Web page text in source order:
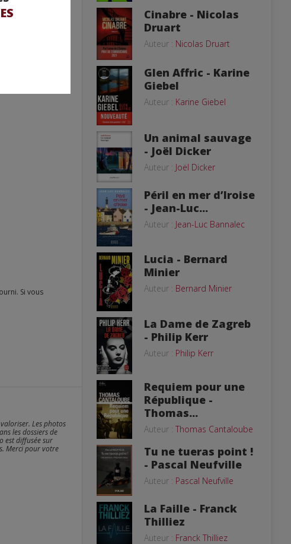
Les photos
les dossiers de
est diffusée sur
Merci pour votre
Cinabre - Nicolas
Druart
Auteur : Nicolas Druart
Glen Affric - Karine
Giebel
Auteur : Karine Giebel
Un animal sauvage
- Joël Dicker
Auteur : Joël Dicker
Péril en mer d’Iroise
- Jean-Luc...
Auteur : Jean-Luc Bannalec
Lucia - Bernard
Minier
Auteur : Bernard Minier
La Dame de Zagreb
- Philip Kerr
Auteur : Philip Kerr
Requiem pour une
République -
Thomas...
Auteur : Thomas Cantaloube
Tu ne tueras point !
- Pascal Neufville
Auteur : Pascal Neufville
La Faille - Franck
Thilliez
Auteur : Franck Thilliez